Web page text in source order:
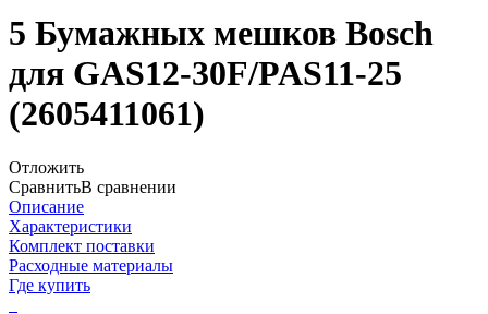
5 Бумажных мешков Bosch
для GAS12-30F/PAS11-25
(2605411061)
Отложить
СравнитьВ сравнении
Описание
Характеристики
Комплект поставки
Расходные материалы
Где купить